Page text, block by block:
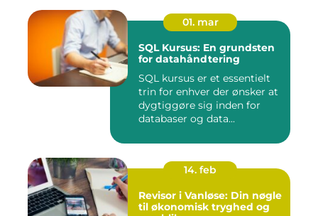
01. mar
SQL Kursus: En grundsten
for datahåndtering
SQL kursus er et essentielt
trin for enhver der ønsker at
dygtiggøre sig inden for
databaser og data...
14. feb
Revisor i Vanløse: Din nøgle
til økonomisk tryghed og